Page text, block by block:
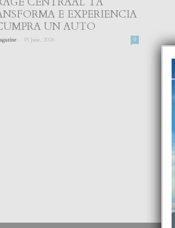
E EXPERIENCIA
UN AUTO
15 June, 2026 0